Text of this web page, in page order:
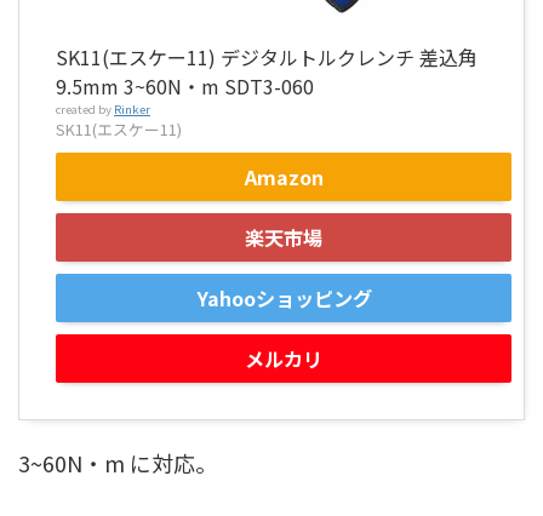
SK11(エスケー11) デジタルトルクレンチ 差込角
9.5mm 3~60N・m SDT3-060
created by Rinker
SK11(エスケー11)
Amazon
楽天市場
Yahooショッピング
メルカリ
3~60N・m に対応。